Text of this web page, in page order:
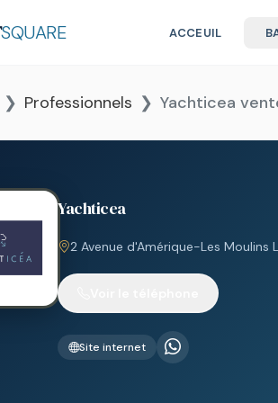
SQUARE ACCEUIL
Professionnels Yachticea
Yachticea
2 Avenue d'Amérique-Les Moulins
Site internet